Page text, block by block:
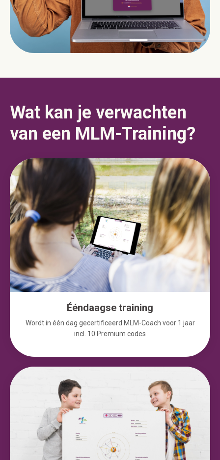
Wat kan je verwachten
van een MLM-Training?
Ééndaagse training
Wordt in één dag gecertificeerd MLM-Coach voor 1 jaar
incl. 10 Premium codes